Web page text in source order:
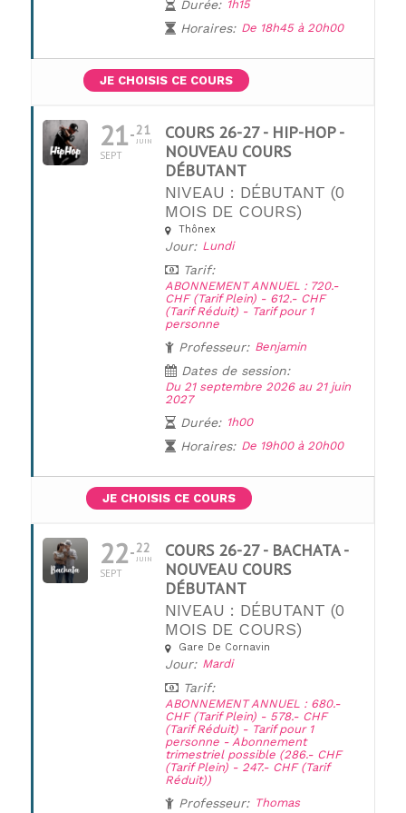
Durée: 1h15
Horaires: De 18h45 à 20h00
JE CHOISIS CE COURS
UNE QUESTION ?
21
SEPT
21
JUIN
COURS 26-27 - HIP-HOP -
NOUVEAU COURS
DÉBUTANT
NIVEAU : DÉBUTANT (0
MOIS DE COURS)
Thônex
Jour: Lundi
Tarif:
ABONNEMENT ANNUEL : 720.-
CHF (Tarif Plein) - 612.- CHF
(Tarif Réduit) - Tarif pour 1
personne
Professeur: Benjamin
Dates de session:
Du 21 septembre 2026 au 21 juin
2027
Durée: 1h00
Horaires: De 19h00 à 20h00
JE CHOISIS CE COURS
UNE QUESTION ?
22
SEPT
22
JUIN
COURS 26-27 - BACHATA -
NOUVEAU COURS
DÉBUTANT
NIVEAU : DÉBUTANT (0
MOIS DE COURS)
Gare De Cornavin
Jour: Mardi
Tarif:
ABONNEMENT ANNUEL : 680.-
CHF (Tarif Plein) - 578.- CHF
(Tarif Réduit) - Tarif pour 1
personne - Abonnement
trimestriel possible (286.- CHF
(Tarif Plein) - 247.- CHF (Tarif
Réduit))
Professeur: Thomas